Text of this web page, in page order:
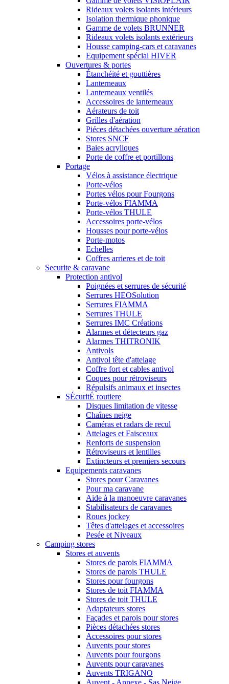
Rideaux volets isolants intérieurs
Isolation thermique phonique
Gamme de volets BRUNNER
Rideaux volets isolants extérieurs
Housse camping-cars et caravanes
Equipement spécial HIVER
Ouvertures & portes
Étanchéité et gouttières
Lanterneaux
Lanterneaux ventilés
Accessoires de lanterneaux
Aérateurs de toit
Grilles d'aération
Piéces détachées ouverture aération
Stores SNCF
Baies acryliques
Porte de coffre et portillons
Portage
Vélos à assistance électrique
Porte-vélos
Portes vélos pour Fourgons
Porte-vélos FIAMMA
Porte-vélos THULE
Accessoires porte-vélos
Housses pour porte-vélos
Porte-motos
Echelles
Coffres arrieres et de toit
Securite & caravane
Protection antivol
Poignées et serrures de sécurité
Serrures HEOSolution
Serrures FIAMMA
Serrures THULE
Serrures IMC Créations
Alarmes et détecteurs gaz
Alarmes THITRONIK
Antivols
Antivol tête d'attelage
Coffre fort et cables antivol
Coques pour rétroviseurs
Répulsifs animaux et insectes
SÉcuritÉ routiere
Disques limitation de vitesse
Chaînes neige
Caméras et radars de recul
Attelages et Faisceaux
Renforts de suspension
Rétroviseurs et lentilles
Extincteurs et premiers secours
Equipements caravanes
Stores pour Caravanes
Pour ma caravane
Aide à la manoeuvre caravanes
Stabilisateurs de caravanes
Roues jockey
Têtes d'attelages et accessoires
Pesée et Niveaux
Camping stores
Stores et auvents
Stores de parois FIAMMA
Stores de parois THULE
Stores pour fourgons
Stores de toit FIAMMA
Stores de toit THULE
Adaptateurs stores
Façades et parois pour stores
Pièces détachées stores
Accessoires pour stores
Auvents pour stores
Auvents pour fourgons
Auvents pour caravanes
Auvents TRIGANO
Auvent - Annexe - Sas Neige